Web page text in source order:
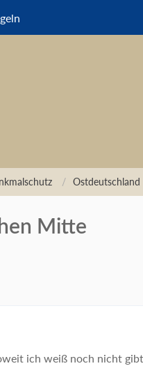
Ostdeutschland
Mitte
ich weiß noch nicht